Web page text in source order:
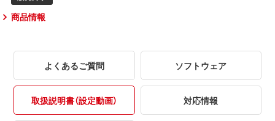
商品情報
よくあるご質問 ソフトウェア
取扱説明書（設定動画） 対応情報